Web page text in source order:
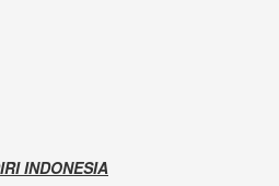
INDONESIA